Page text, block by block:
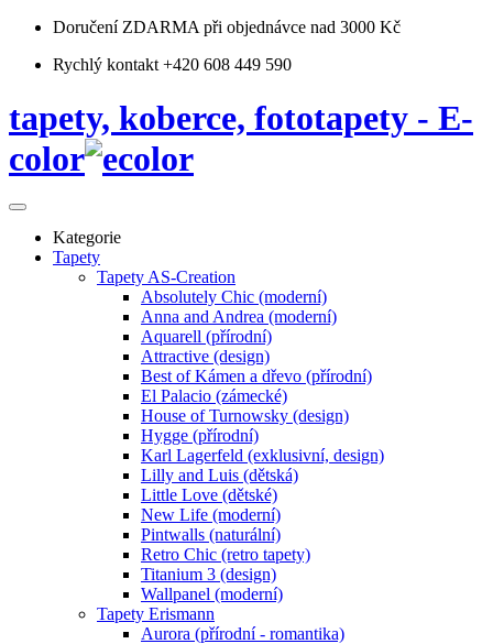
Doručení ZDARMA při objednávce nad 3000 Kč
Rychlý kontakt +420 608 449 590
tapety, koberce, fototapety - E-
color
Kategorie
Tapety
Tapety AS-Creation
Absolutely Chic (moderní)
Anna and Andrea (moderní)
Aquarell (přírodní)
Attractive (design)
Best of Kámen a dřevo (přírodní)
El Palacio (zámecké)
House of Turnowsky (design)
Hygge (přírodní)
Karl Lagerfeld (exklusivní, design)
Lilly and Luis (dětská)
Little Love (dětské)
New Life (moderní)
Pintwalls (naturální)
Retro Chic (retro tapety)
Titanium 3 (design)
Wallpanel (moderní)
Tapety Erismann
Aurora (přírodní - romantika)